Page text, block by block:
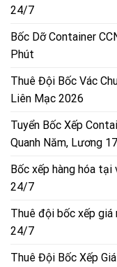
24/7
Bốc Dỡ Container
Phút
Thuê Đội Bốc Vác
Liên Mạc 2026
Tuyển Bốc Xếp
Quanh Năm, Lương
Bốc xếp hàng hóa
24/7
Thuê đội bốc xếp giá
24/7
Thuê Đội Bốc Xếp